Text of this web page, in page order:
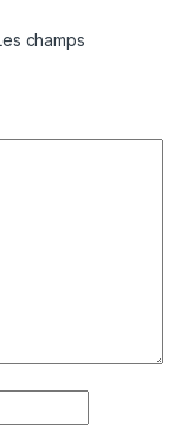
champs